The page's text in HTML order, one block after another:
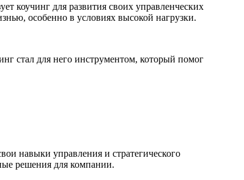
коучинг для развития своих управленческих
особенно в условиях высокой нагрузки.
стал для него инструментом, который помог
навыки управления и стратегического
решения для компании.